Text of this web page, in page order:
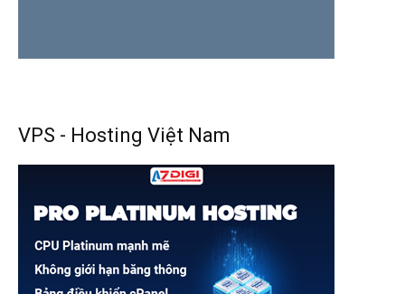
VPS - Hosting Việt Nam